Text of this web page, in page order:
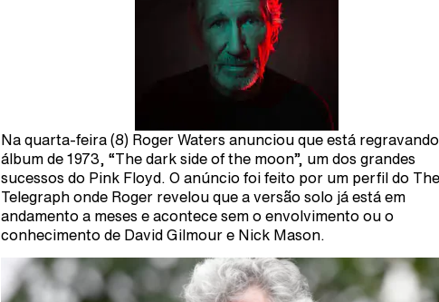
Na quarta-feira (8) Roger Waters anunciou que está
álbum de 1973, “The dark side of the moon”, um dos grandes
sucessos do Pink Floyd. O anúncio foi feito por um perfil do The
Telegraph onde Roger revelou que a versão solo já está em
andamento a meses e acontece sem o envolvimento ou o
conhecimento de David Gilmour e Nick Mason.